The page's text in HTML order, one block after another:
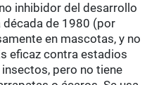
inhibidor del desarrollo
de 1980 (por
en mascotas, y no
eficaz contra estadios
pero no tiene